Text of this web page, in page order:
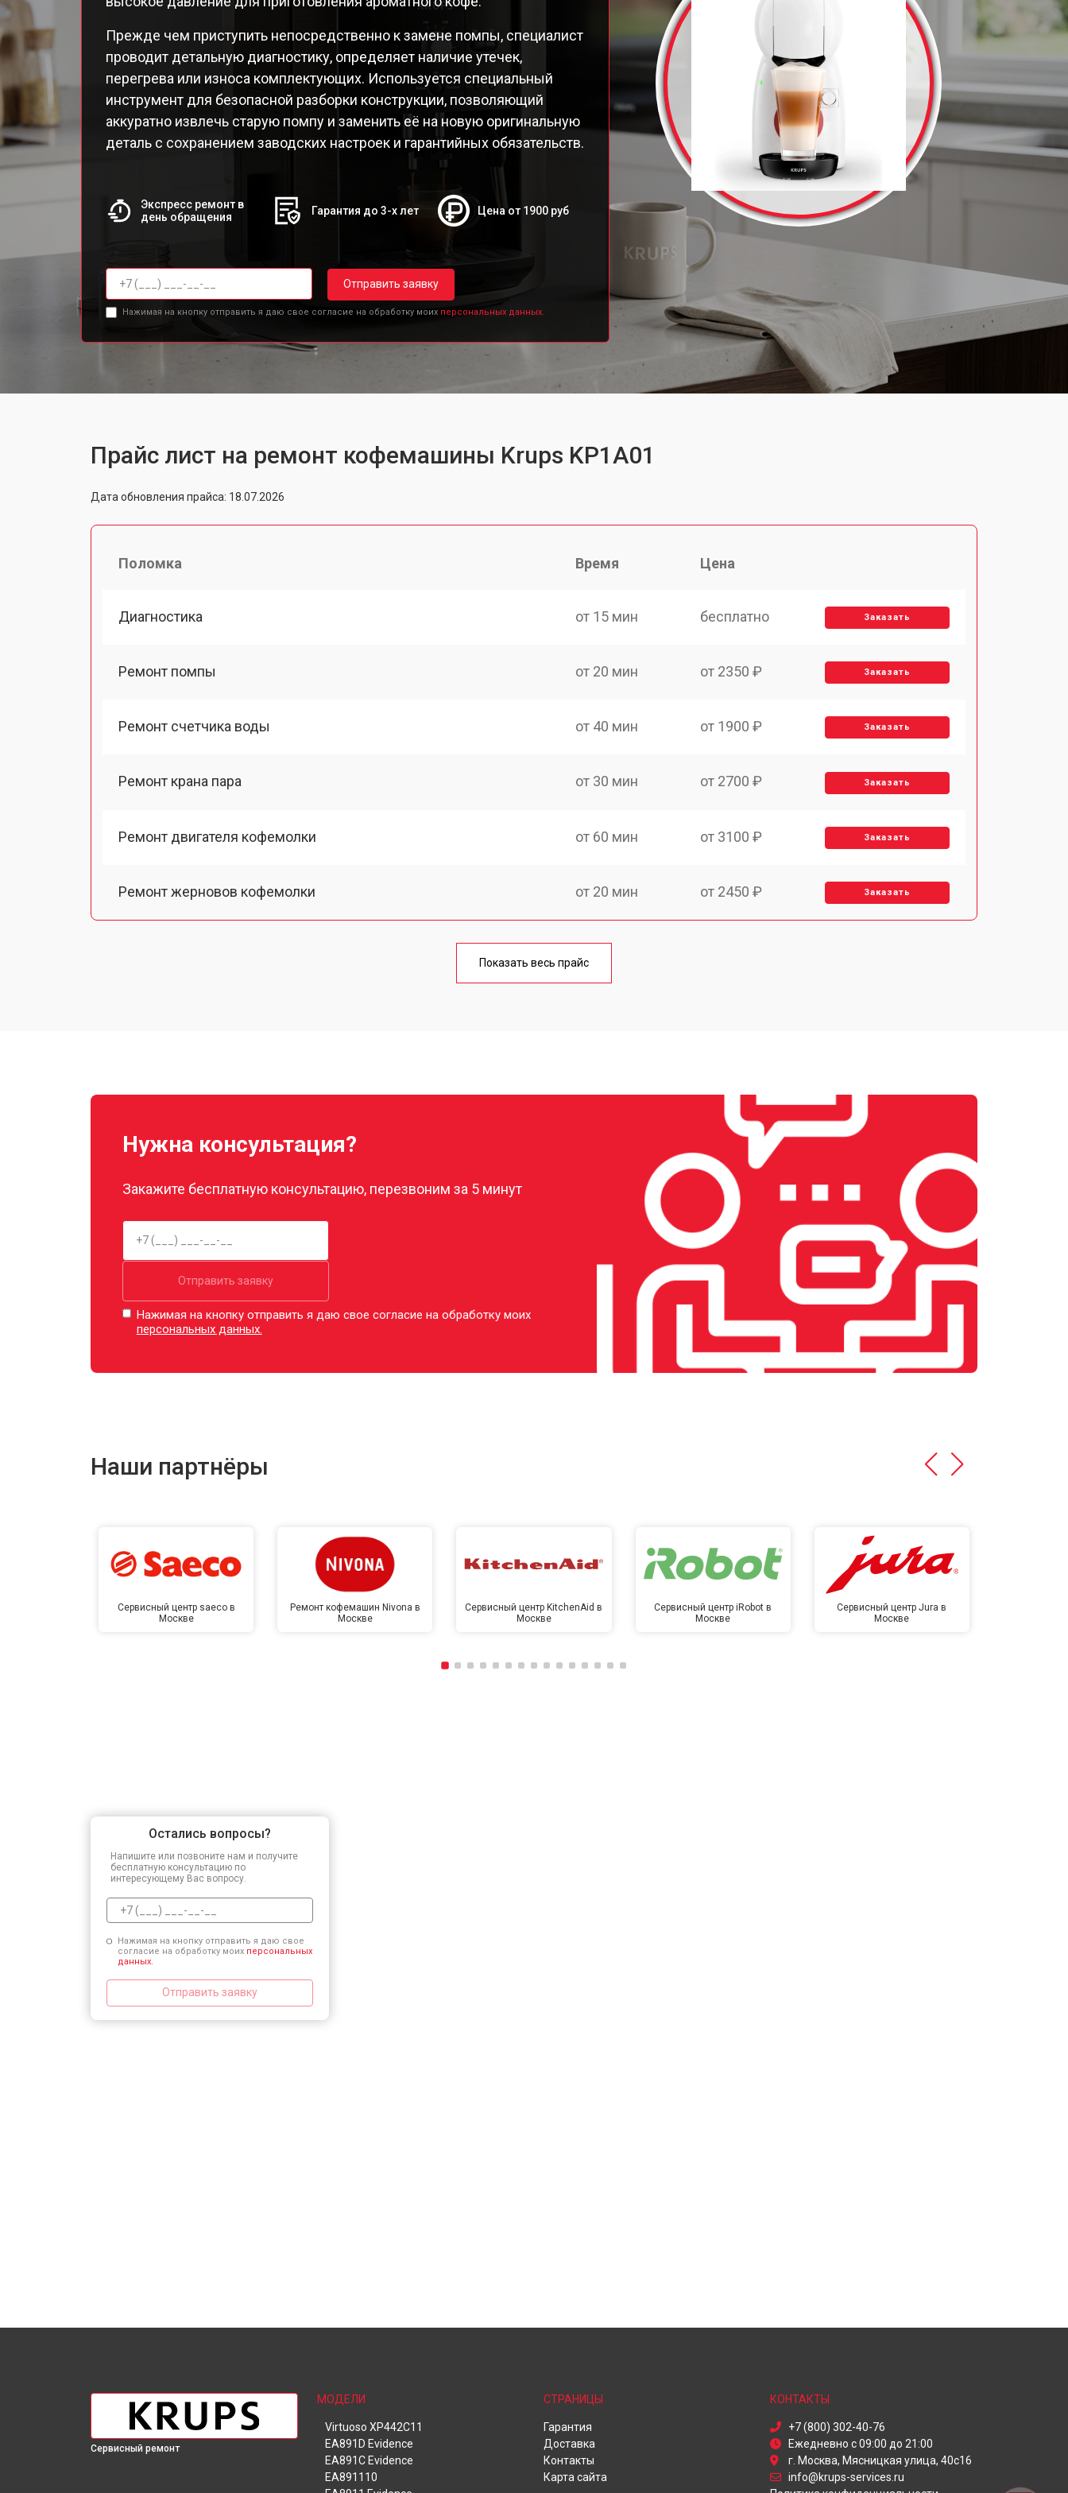
EA829E Latt' Express
EA8298 Latt' Express
EA826E30
EA826E Espresseria
EA8250 Compact Espresseria
Quattro Force Evidence
Прежде чем приступить непосредственно к замене помпы, специалист
проводит детальную диагностику, определяет наличие утечек,
перегрева или износа комплектующих. Используется специальный
инструмент для безопасной разборки конструкции, позволяющий
аккуратно извлечь старую помпу и заменить её на новую оригинальную
деталь с сохранением заводских настроек и гарантийных обязательств.
Экспресс ремонт в
день обращения
Гарантия до 3-х лет Цена от 1900 руб
Отправить заявку
Нажимая на кнопку отправить я даю свое согласие на обработку моих персональных данных.
Прайс лист на ремонт кофемашины Krups KP1A01
Дата обновления прайса: 18.07.2026
Поломка Время Цена
Диагностика от 15 мин бесплатно Заказать
Ремонт помпы от 20 мин от 2350 ₽ Заказать
Ремонт счетчика воды от 40 мин от 1900 ₽ Заказать
Ремонт крана пара от 30 мин от 2700 ₽ Заказать
Ремонт двигателя кофемолки от 60 мин от 3100 ₽ Заказать
Ремонт жерновов кофемолки от 20 мин от 2450 ₽ Заказать
от 60 мин
от 2400 ₽
от 2500 ₽ Заказать
Показать весь прайс
Нужна консультация?
Закажите бесплатную консультацию, перезвоним за 5 минут
Отправить заявку
Нажимая на кнопку отправить я даю свое согласие на обработку моих
персональных данных.
Наши партнёры
Сервисный центр saeco в
Москве
Ремонт кофемашин Nivona в
Москве
Сервисный центр KitchenAid в
Москве
Сервисный центр iRobot в
Москве
Сервисный центр Jura в
Москве
Остались вопросы?
Напишите или позвоните нам и получите
бесплатную консультацию по
интересующему Вас вопросу.
Нажимая на кнопку отправить я даю свое
согласие на обработку моих персональных
данных.
Отправить заявку
Сервисный ремонт
МОДЕЛИ
Virtuoso XP442C11
EA891D Evidence
EA891C Evidence
EA891110
СТРАНИЦЫ
Гарантия
Доставка
Контакты
Карта сайта
КОНТАКТЫ
+7 (800) 302-40-76
Ежедневно с 09:00 до 21:00
г. Москва, Мясницкая улица, 40с16
info@krups-services.ru